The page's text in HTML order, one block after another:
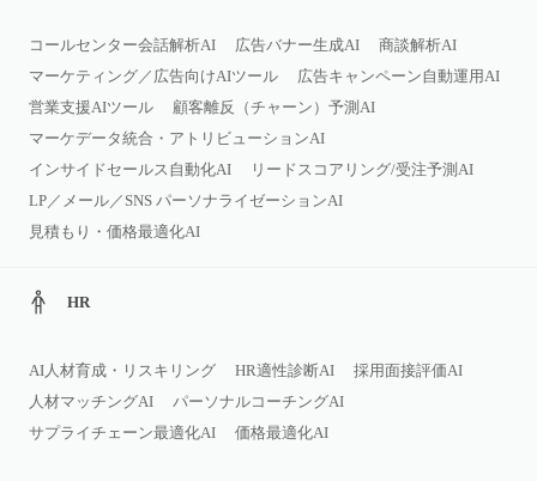
コールセンター会話解析AI 広告バナー生成AI
商談解析AI
マーケティング／広告向けAIツール
広告キャンペーン自動運用AI
営業支援AIツール
顧客離反（チャーン）予測AI
マーケデータ統合・アトリビューションAI
インサイドセールス自動化AI
リードスコアリング/受注予測AI
LP／メール／SNS パーソナライゼーションAI
見積もり・価格最適化AI
HR
AI人材育成・リスキリング HR適性診断AI
採用面接評価AI
人材マッチングAI
パーソナルコーチングAI
サプライチェーン最適化AI
価格最適化AI